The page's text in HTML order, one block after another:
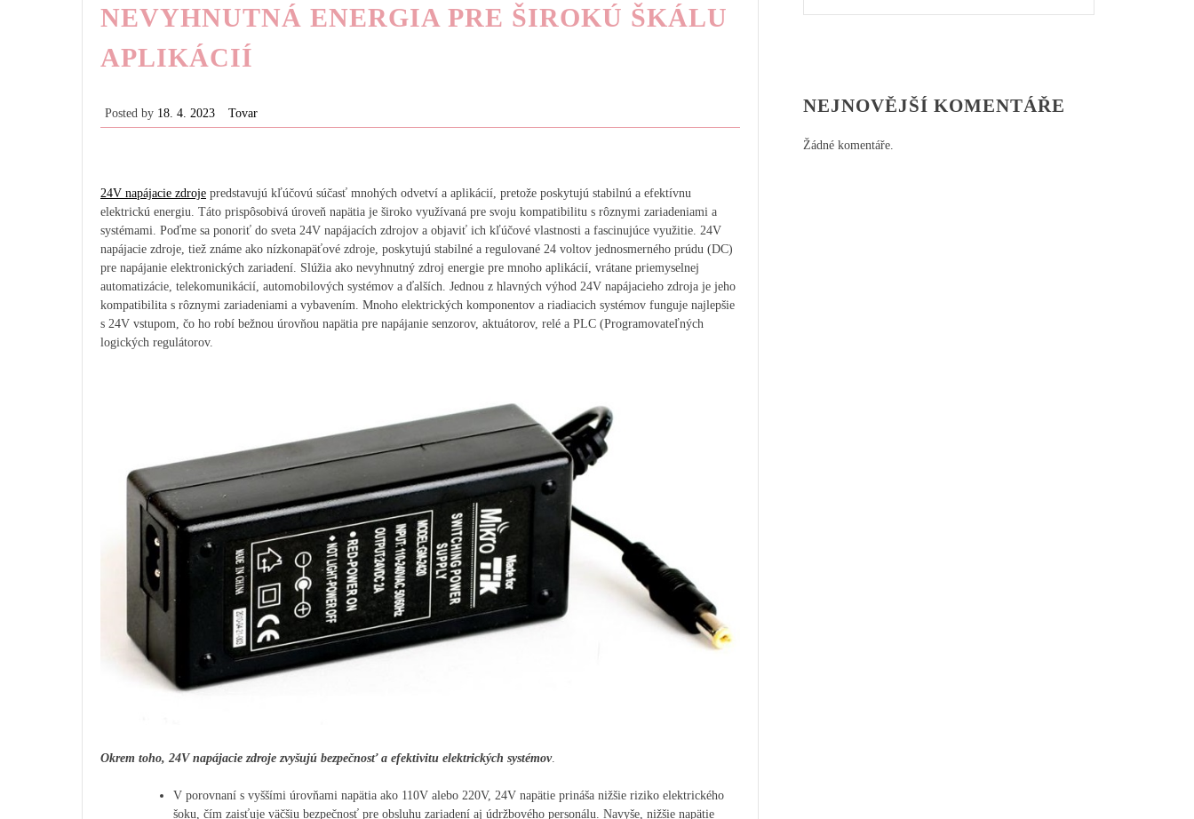
NEVYHNUTNÁ ENERGIA PRE ŠIROKÚ ŠKÁLU
APLIKÁCIÍ
Posted by 18. 4. 2023 Tovar
24V napájacie zdroje predstavujú kľúčovú súčasť mnohých odvetví a aplikácií, pretože poskytujú stabilnú a efektívnu
elektrickú energiu. Táto prispôsobivá úroveň napätia je široko využívaná pre svoju kompatibilitu s rôznymi zariadeniami a
systémami. Poďme sa ponoriť do sveta 24V napájacích zdrojov a objaviť ich kľúčové vlastnosti a fascinujúce využitie. 24V
napájacie zdroje, tiež známe ako nízkonapäťové zdroje, poskytujú stabilné a regulované 24 voltov jednosmerného prúdu (DC)
pre napájanie elektronických zariadení. Slúžia ako nevyhnutný zdroj energie pre mnoho aplikácií, vrátane priemyselnej
automatizácie, telekomunikácií, automobilových systémov a ďalších. Jednou z hlavných výhod 24V napájacieho zdroja je jeho
kompatibilita s rôznymi zariadeniami a vybavením. Mnoho elektrických komponentov a riadiacich systémov funguje najlepšie
s 24V vstupom, čo ho robí bežnou úrovňou napätia pre napájanie senzorov, aktuátorov, relé a PLC (Programovateľných
logických regulátorov.
Okrem toho, 24V napájacie zdroje zvyšujú bezpečnosť a efektivitu elektrických systémov.
V porovnaní s vyššími úrovňami napätia ako 110V alebo 220V, 24V napätie prináša nižšie riziko elektrického
šoku, čím zaisťuje väčšiu bezpečnosť pre obsluhu zariadení aj údržbového personálu. Navyše, nižšie napätie
NEJNOVĚJŠÍ KOMENTÁŘE
Žádné komentáře.